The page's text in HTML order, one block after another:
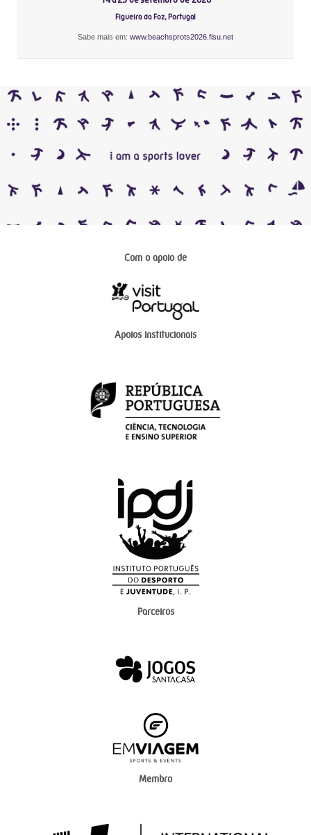
Figueira da Foz, Portugal
Sabe mais em: www.beachsprots2026.fisu.net
Com o apoio de
Apoios institucionais
Parceiros
Membro